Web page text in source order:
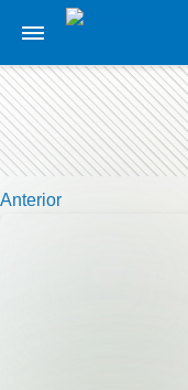
Anterior